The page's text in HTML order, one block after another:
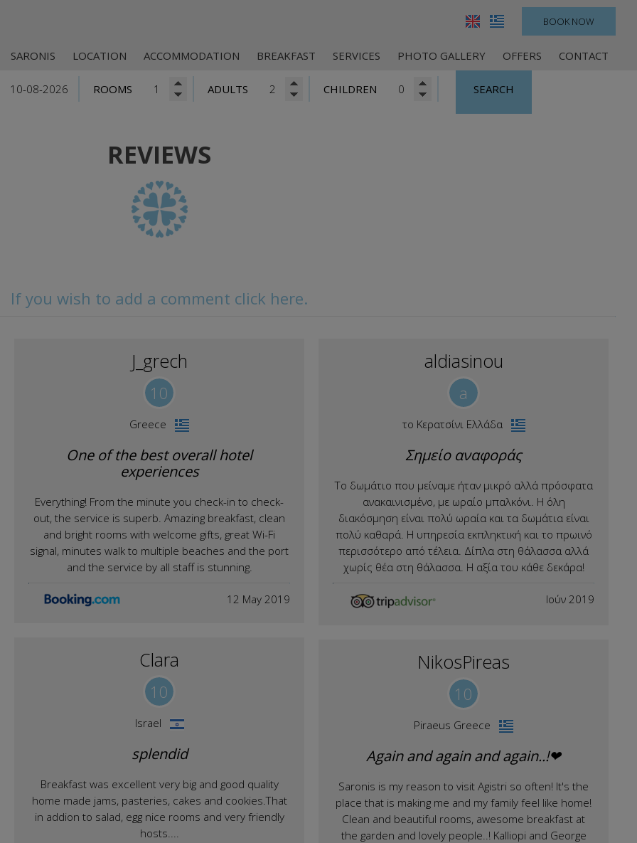
BOOK NOW
SARONIS LOCATION ACCOMMODATION BREAKFAST SERVICES PHOTO GALLERY OFFERS CONTACT
ROOMS ADULTS CHILDREN SEARCH
REVIEWS
If you wish to add a comment click here.
J_grech
10
Greece
One of the best overall hotel
experiences
Everything! From the minute you check-in to check-
out, the service is superb. Amazing breakfast, clean
and bright rooms with welcome gifts, great Wi-Fi
signal, minutes walk to multiple beaches and the port
and the service by all staff is stunning.
12 May 2019
Clara
10
Israel
splendid
Breakfast was excellent very big and good quality
home made jams, pasteries, cakes and cookies.That
in addion to salad, egg nice rooms and very friendly
hosts....
aldiasinou
a
το Κερατσίνι Ελλάδα
Σημείο αναφοράς
Το δωμάτιο που μείναμε ήταν μικρό αλλά πρόσφατα
ανακαινισμένο, με ωραίο μπαλκόνι. Η όλη
διακόσμηση είναι πολύ ωραία και τα δωμάτια είναι
πολύ καθαρά. Η υπηρεσία εκπληκτική και το πρωινό
περισσότερο από τέλεια. Δίπλα στη θάλασσα αλλά
χωρίς θέα στη θάλασσα. Η αξία του κάθε δεκάρα!
Ιούν 2019
NikosPireas
10
Piraeus Greece
Again and again and again..!❤
Saronis is my reason to visit Agistri so often! It's the
place that is making me and my family feel like home!
Clean and beautiful rooms, awesome breakfast at
the garden and lovely people..! Kalliopi and George